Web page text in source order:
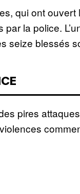
qui ont
la police.
seize blessés
des pires